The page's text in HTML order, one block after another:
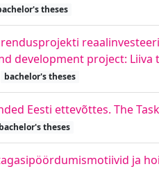
theses
development project: Liiva
bachelor's theses
Eesti ettevõttes. The
bachelor's theses
ja